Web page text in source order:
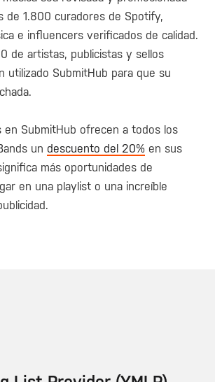
de 1.800 curadores de Spotify,
e influencers verificados de calidad.
de artistas, publicistas y sellos
utilizado SubmitHub para que su
en SubmitHub ofrecen a todos los
un descuento del 20% en sus
más oportunidades de
en una playlist o una increíble